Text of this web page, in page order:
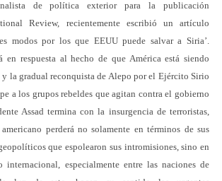
de política exterior para la publicación
Review, recientemente escribió un artículo
modos por los que EEUU puede salvar a Siria’.
en respuesta al hecho de que América está siendo
y la gradual reconquista de Alepo por el Ejército Sirio
a los grupos rebeldes que agitan contra el gobierno
Assad termina con la insurgencia de terroristas,
perderá no solamente en términos de sus
que espolearon sus intromisiones, sino en
internacional, especialmente entre las naciones de